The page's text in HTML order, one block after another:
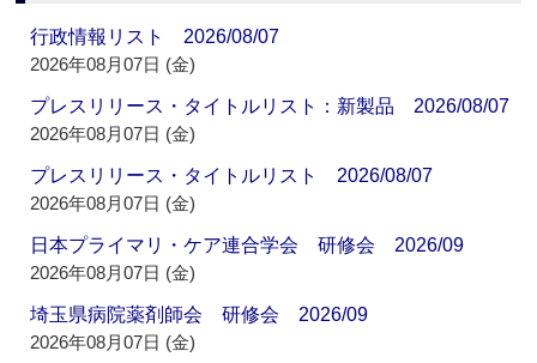
行政情報リスト 2026/08/07
2026年08月07日 (金)
プレスリリース・タイトルリスト：新製品 2026/08/07
2026年08月07日 (金)
プレスリリース・タイトルリスト 2026/08/07
2026年08月07日 (金)
日本プライマリ・ケア連合学会 研修会 2026/09
2026年08月07日 (金)
埼玉県病院薬剤師会 研修会 2026/09
2026年08月07日 (金)